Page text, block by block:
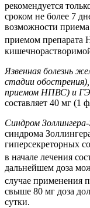
рекомендуется
сроком не более 7
возможности приема
приемом препарата
Язвенная болезнь
стадии
приемом НПВС) и
составляет 40 мг (1
Синдром
синдрома
гиперсекреторных
в начале лечения
дальнейшем доза
случае применения
свыше 80 мг доза
сутки.